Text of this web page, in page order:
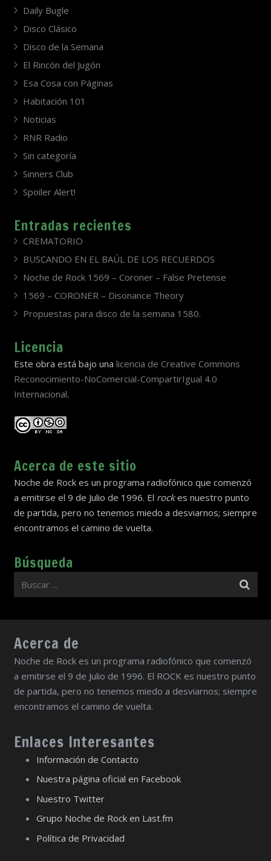
Daily Bugle
Disco Clásico
Disco de la Semana
El Rincón del Jugón
Esa Cosa con Páginas
Habitación 101
Noticias
RNR Radio
Sin categoría
Sinners Club
Spoiler Alert!
Entradas recientes
CREMATORIO
BUSCANDO EN EL BAÚL DE LOS RECUERDOS
Noche de Rock 1569 – Coroner – False Pretense
1569 – CORONER – Disonance Theory
Propuestas para disco de la semana 1580.
Licencia
Este obra está bajo una licencia de Creative Commons
Reconocimiento-NoComercial-CompartirIgual 4.0
Internacional.
Acerca de este sitio
Noche de Rock es un programa radiofónico que comenzó
a emitirse el 9 de Julio de 1996. El rockes nuestro punto
de partida, pero no tenemos miedo a desviarnos; siempre
encontramos el camino de vuelta.
Búsqueda
Acerca de
Noche de Rock es un programa radiofónico que comenzó
a emitirse el 9 de Julio de 1996. El ROCK es nuestro punto
de partida, pero no tenemos miedo a desviarnos; siempre
encontramos el camino de vuelta.
Enlaces Interesantes
Información de Contacto
Nuestra página oficial en Facebook
Nuestro Twitter
Grupo Noche de Rock en Last.fm
Política de Privacidad